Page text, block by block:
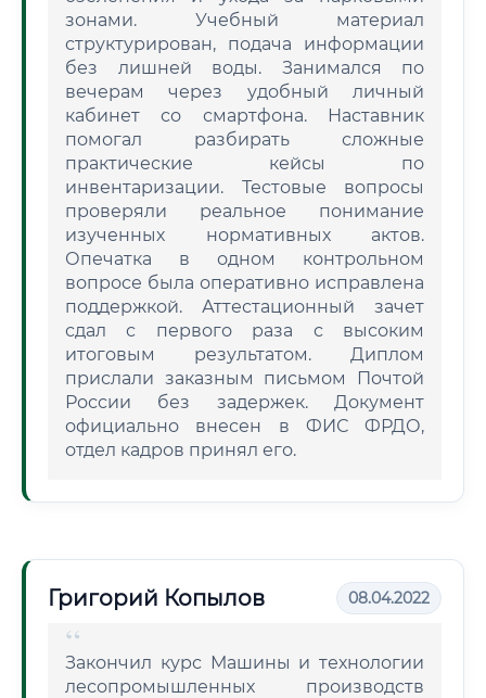
зонами. Учебный материал
структурирован, подача информации
без лишней воды. Занимался по
вечерам через удобный личный
кабинет со смартфона. Наставник
помогал разбирать сложные
практические кейсы по
инвентаризации. Тестовые вопросы
проверяли реальное понимание
изученных нормативных актов.
Опечатка в одном контрольном
вопросе была оперативно исправлена
поддержкой. Аттестационный зачет
сдал с первого раза с высоким
итоговым результатом. Диплом
прислали заказным письмом Почтой
России без задержек. Документ
официально внесен в ФИС ФРДО,
отдел кадров принял его.
Григорий Копылов 08.04.2022
Закончил курс Машины и технологии
лесопромышленных производств